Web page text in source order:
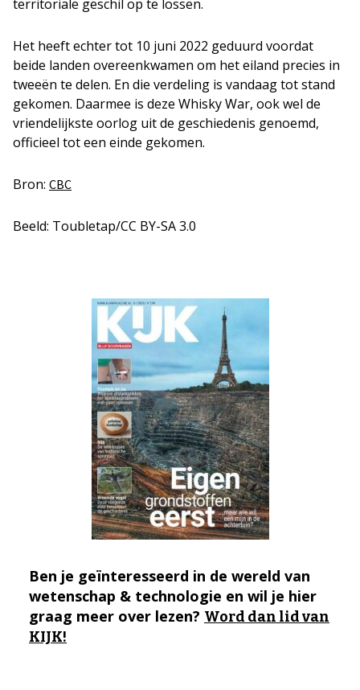
territoriale geschil op te lossen.
Het heeft echter tot 10 juni 2022 geduurd voordat
beide landen overeenkwamen om het eiland precies in
tweeën te delen. En die verdeling is vandaag tot stand
gekomen. Daarmee is deze Whisky War, ook wel de
vriendelijkste oorlog uit de geschiedenis genoemd,
officieel tot een einde gekomen.
Bron: CBC
Beeld: Toubletap/CC BY-SA 3.0
Ben je geïnteresseerd in de wereld van
wetenschap & technologie en wil je hier
graag meer over lezen? Word dan lid van
KIJK!